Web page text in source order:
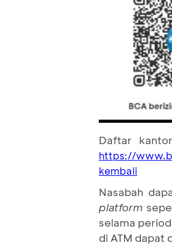
Daftar
https://
kembali
Nasabah
platform
selama
di ATM dapat